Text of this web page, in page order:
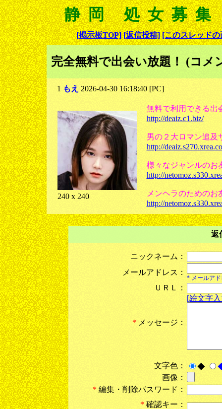
静岡 処女募
[掲示板TOP] [返信投稿] [このスレッドの
完全無料で出会い放題！ (コメ
1 もえ 2026-04-30 16:18:40 [PC]
240 x 240
無料で利用できる出
http://deaiz.c1.biz/
男の２大ロマン追及
http://
様々なジャンルのお
http://
メンヘラのためのお
http://
返
ニックネーム：
メールアドレス：
* メールア
ＵＲＬ：
* メッセージ：
[絵文字
文字色： ◆
画像：
* 編集・削除パスワード：
* 確認キー：